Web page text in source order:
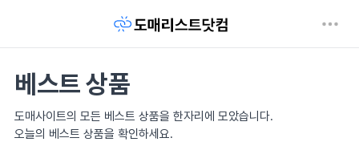
베스트 상품
도매사이트의 모든 베스트 상품을 한자리에 모았습니다.
오늘의 베스트 상품을 확인하세요.